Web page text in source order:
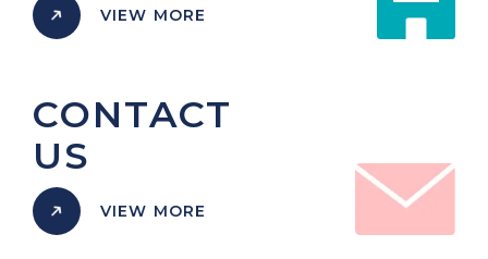
VIEW MORE
CONTACT
US
VIEW MORE